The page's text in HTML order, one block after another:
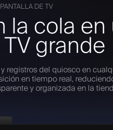
DE TV
la cola en
grande
del quiosco en
en tiempo real,
y organizada en la